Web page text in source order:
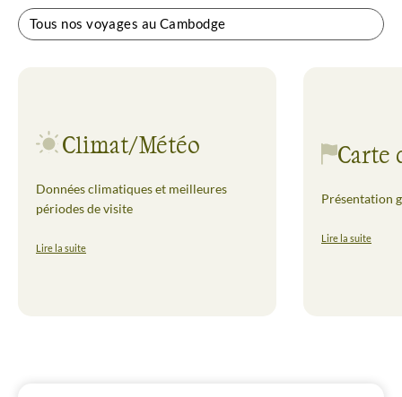
Tous nos voyages au Cambodge
Climat/Météo
Données climatiques et meilleures
périodes de visite
Lire la suite
Carte
Présentation
Lire la suite